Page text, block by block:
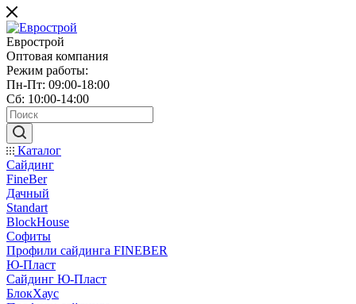
Еврострой
Оптовая компания
Режим работы:
Пн-Пт: 09:00-18:00
Сб: 10:00-14:00
Каталог
Сайдинг
FineBer
Дачный
Standart
BlockHouse
Софиты
Профили сайдинга FINEBER
Ю-Пласт
Сайдинг Ю-Пласт
БлокХаус